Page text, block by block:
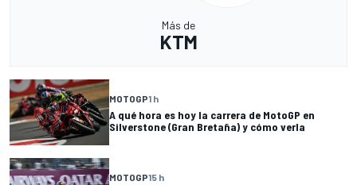
Más de
KTM
MOTOGP1 h
A qué hora es hoy la carrera de MotoGP en
Silverstone (Gran Bretaña) y cómo verla
MOTOGP15 h